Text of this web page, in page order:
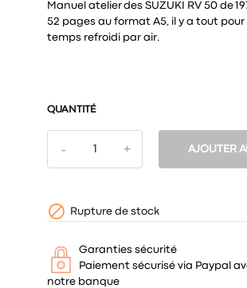
Manuel atelier des SUZUKI RV 50 de
52 pages au format A5, il y a tout
temps refroidi par air.
QUANTITÉ
AJOUTER
 Rupture de stock
Garanties sécurité
Paiement sécurisé via Paypal
notre banque